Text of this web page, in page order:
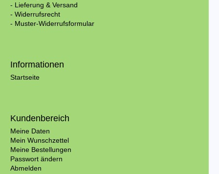
- Lieferung & Versand
- Widerrufsrecht
- Muster-Widerrufsformular
Informationen
Startseite
Kundenbereich
Meine Daten
Mein Wunschzettel
Meine Bestellungen
Passwort ändern
Abmelden